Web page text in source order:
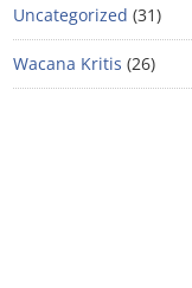
Uncategorized (31)
Wacana Kritis (26)